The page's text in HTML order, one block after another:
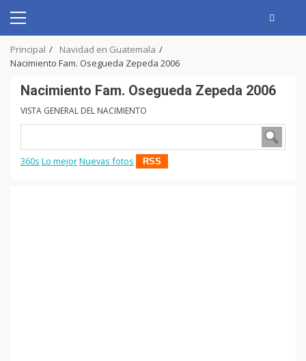
content
Primary
Principal
Navidad en Guatemala
Nacimiento Fam. Osegueda Zepeda 2006
Nacimiento Fam. Osegueda Zepeda 2006
VISTA GENERAL DEL NACIMIENTO
360s Lo mejorNuevas fotos RSS